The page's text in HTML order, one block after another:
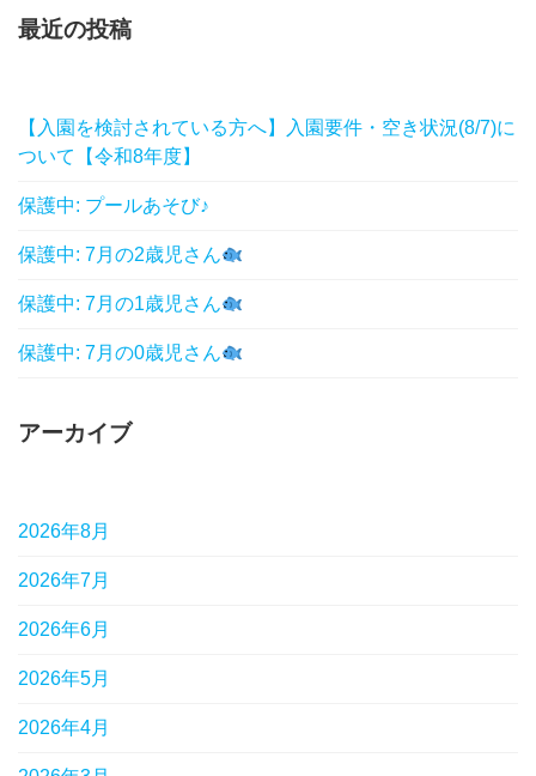
最近の投稿
【入園を検討されている方へ】入園要件・空き状況(8/7)に
ついて【令和8年度】
保護中: プールあそび♪
保護中: 7月の2歳児さん
保護中: 7月の1歳児さん
保護中: 7月の0歳児さん
アーカイブ
2026年8月
2026年7月
2026年6月
2026年5月
2026年4月